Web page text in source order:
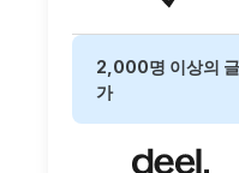
2,000명 이상의
가